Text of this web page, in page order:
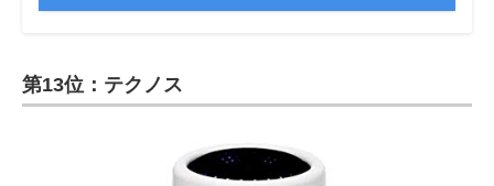
第13位：テクノス